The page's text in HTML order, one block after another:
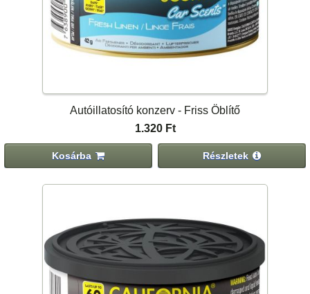
Autóillatosító konzerv - Friss Öblítő
1.320 Ft
Kosárba Részletek